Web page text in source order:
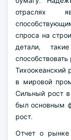
отраслях
спроса на
детали,
способствовать
Тихоокеанский
в мировой
Сильный рост
был основным
рост.
Отчет о рынке